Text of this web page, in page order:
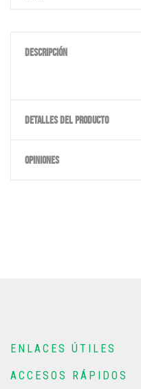
DESCRIPCIÓN
DETALLES DEL PRODUCTO
OPINIONES
ENLACES ÚTILES
ACCESOS RÁPIDOS